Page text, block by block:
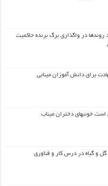
روندها در واگذاری برگ برنده حاکمیت
برای دانش آموزان مینابی
خونبهای دختران میناب
و گیاه در درس کار و فناوری